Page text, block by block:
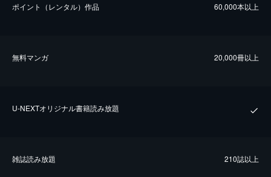
ポイント（レンタル）作品 60,000本以上
無料マンガ 20,000冊以上
U-NEXTオリジナル書籍読み放題
雑誌読み放題 210誌以上